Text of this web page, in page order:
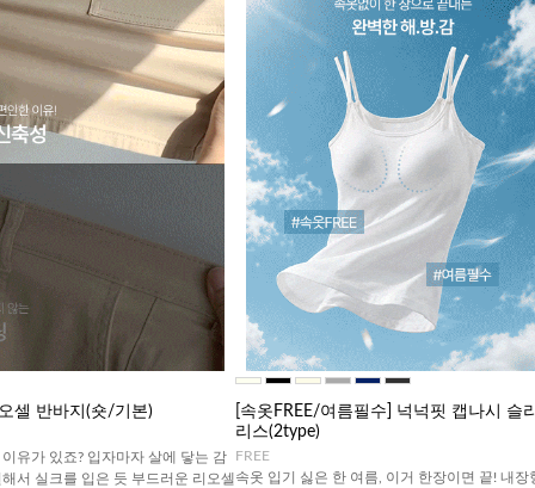
셀 반바지(숏/기본)
유가 있죠? 입자마자 살에 닿는 감
서 실크를 입은 듯 부드러운 리오셀
[속옷FREE/여름필수] 넉넉핏 캡나시 슬
리스(2type)
FREE
속옷 입기 싫은 한 여름, 이거 한장이면 끝! 내장